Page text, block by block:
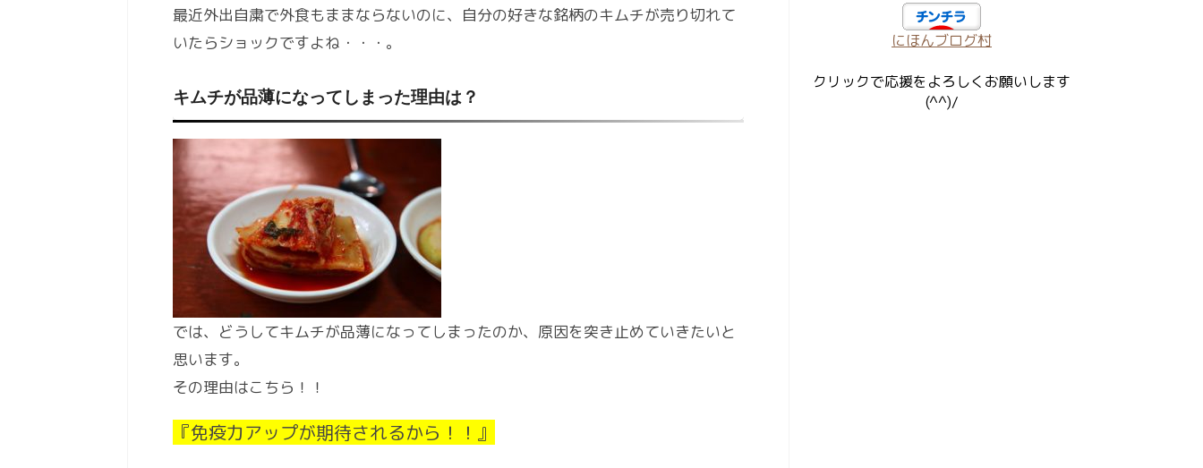
最近外出自粛で外食もままならないのに、自分の好きな銘柄のキムチが売り切れて
いたらショックですよね・・・。
キムチが品薄になってしまった理由は？
では、どうしてキムチが品薄になってしまったのか、原因を突き止めていきたいと
思います。
その理由はこちら！！
『免疫力アップが期待されるから！！』
にほんブログ村
クリックで応援をよろしくお願いします
(^^)/